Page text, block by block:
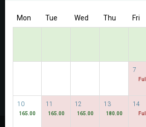
Access/Discount Code
查看我們的最低價格
Mon Tue Wed Thu Fri
7
Full
10
165.00
11
165.00
12
165.00
13
180.00
14
Full